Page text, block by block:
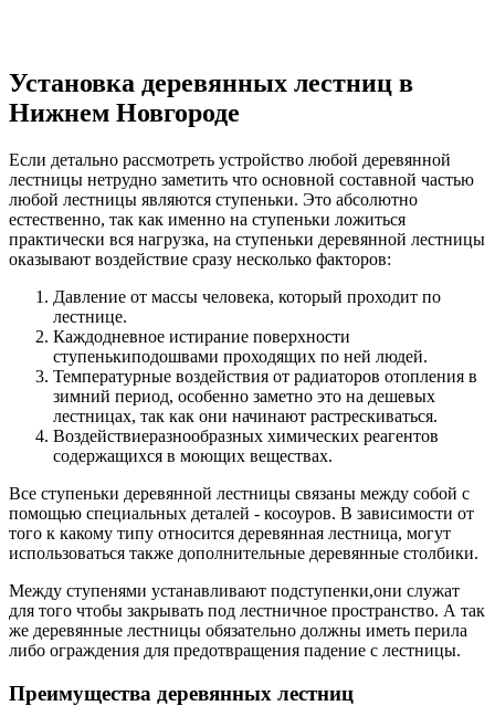
Установка деревянных лестниц в
Нижнем Новгороде
Если детально рассмотреть устройство любой деревянной
лестницы нетрудно заметить что основной составной частью
любой лестницы являются ступеньки. Это абсолютно
естественно, так как именно на ступеньки ложиться
практически вся нагрузка, на ступеньки деревянной лестницы
оказывают воздействие сразу несколько факторов:
Давление от массы человека, который проходит по
лестнице.
Каждодневное истирание поверхности
ступенькиподошвами проходящих по ней людей.
Температурные воздействия от радиаторов отопления в
зимний период, особенно заметно это на дешевых
лестницах, так как они начинают растрескиваться.
Воздействиеразнообразных химических реагентов
содержащихся в моющих веществах.
Все ступеньки деревянной лестницы связаны между собой с
помощью специальных деталей - косоуров. В зависимости от
того к какому типу относится деревянная лестница, могут
использоваться также дополнительные деревянные столбики.
Между ступенями устанавливают подступенки,они служат
для того чтобы закрывать под лестничное пространство. А так
же деревянные лестницы обязательно должны иметь перила
либо ограждения для предотвращения падение с лестницы.
Преимущества деревянных лестниц